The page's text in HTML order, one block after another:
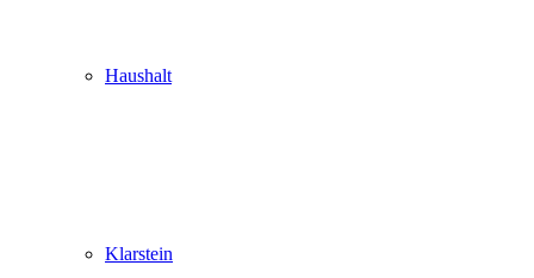
Haushalt
Klarstein